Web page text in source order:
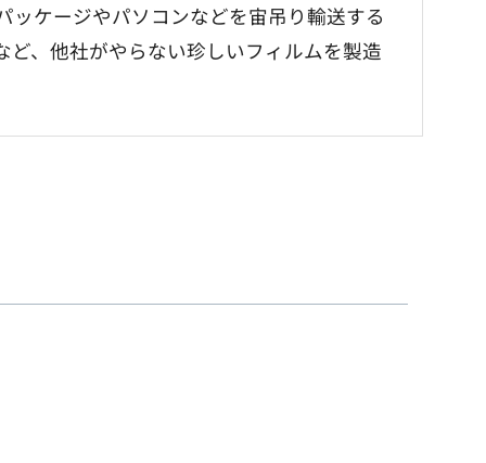
ケージやパソコンなどを宙吊り輸送する
、他社がやらない珍しいフィルムを製造